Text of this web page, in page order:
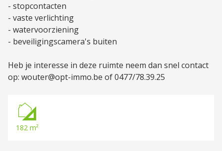
- stopcontacten
- vaste verlichting
- watervoorziening
- beveiligingscamera's buiten
Heb je interesse in deze ruimte neem dan snel contact
op: wouter@opt-immo.be of 0477/78.39.25
182 m²